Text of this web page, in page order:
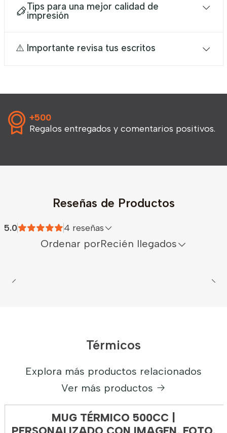
Tips para una mejor calidad de
impresión
⚠️ Importante revisa tus escritos
+500
Regalos entregados y comentarios positivos.
Reseñas de Productos
5.0 4 reseñas
Ordenar porRecién llegados
Térmicos
Explora más productos relacionados
Ver más productos
MUG TÉRMICO 500CC |